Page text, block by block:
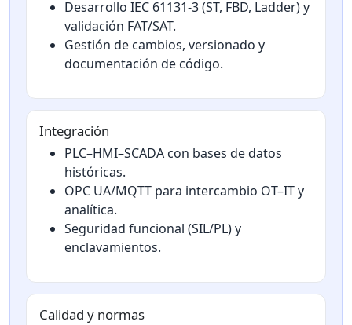
Desarrollo IEC 61131-3 (ST, FBD, Ladder) y
validación FAT/SAT.
Gestión de cambios, versionado y
documentación de código.
Integración
PLC–HMI–SCADA con bases de datos
históricas.
OPC UA/MQTT para intercambio OT–IT y
analítica.
Seguridad funcional (SIL/PL) y
enclavamientos.
Calidad y normas